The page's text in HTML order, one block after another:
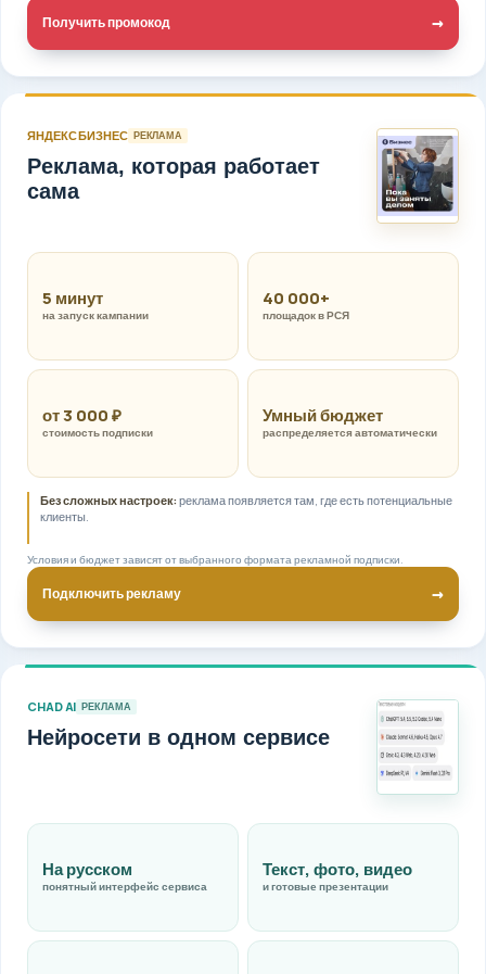
Получить промокод →
ЯНДЕКС БИЗНЕС РЕКЛАМА
Реклама, которая работает
сама
5 минут
на запуск кампании
40 000+
площадок в РСЯ
от 3 000 ₽
стоимость подписки
Умный бюджет
распределяется автоматически
Без сложных настроек: реклама появляется там, где есть потенциальные
клиенты.
Условия и бюджет зависят от выбранного формата рекламной подписки.
Подключить рекламу →
CHAD AI РЕКЛАМА
Нейросети в одном сервисе
На русском
понятный интерфейс сервиса
Текст, фото, видео
и готовые презентации